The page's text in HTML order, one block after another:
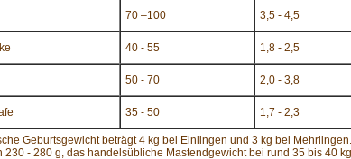
70 –100 3,5 - 4,5
40 - 55 1,8 - 2,5
50 - 70 2,0 - 3,8
35 - 50 1,7 - 2,3
Geburtsgewicht beträgt 4 kg bei Einlingen und 3 kg bei
230 - 280 g, das handelsübliche Mastendgewicht bei rund 35 bis 40